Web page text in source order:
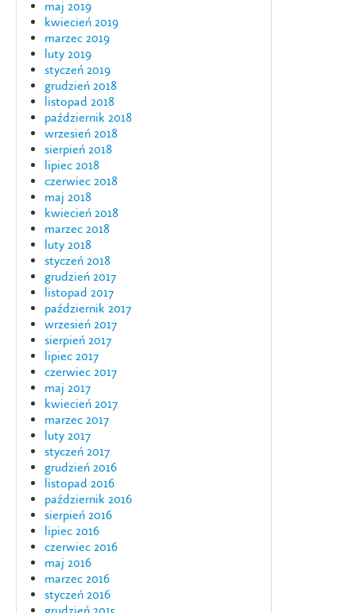
maj 2019
kwiecień 2019
marzec 2019
luty 2019
styczeń 2019
grudzień 2018
listopad 2018
październik 2018
wrzesień 2018
sierpień 2018
lipiec 2018
czerwiec 2018
maj 2018
kwiecień 2018
marzec 2018
luty 2018
styczeń 2018
grudzień 2017
listopad 2017
październik 2017
wrzesień 2017
sierpień 2017
lipiec 2017
czerwiec 2017
maj 2017
kwiecień 2017
marzec 2017
luty 2017
styczeń 2017
grudzień 2016
listopad 2016
październik 2016
sierpień 2016
lipiec 2016
czerwiec 2016
maj 2016
marzec 2016
styczeń 2016